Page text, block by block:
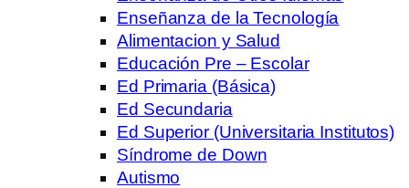
Enseñanza de la Tecnología
Alimentacion y Salud
Educación Pre – Escolar
Ed Primaria (Básica)
Ed Secundaria
Ed Superior (Universitaria Institutos)
Síndrome de Down
Autismo